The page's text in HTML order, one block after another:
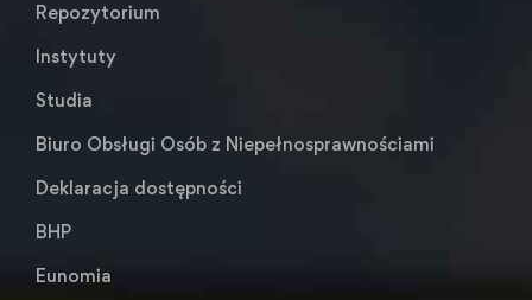
Repozytorium
Instytuty
Studia
Biuro Obsługi Osób z Niepełnosprawnościami
Deklaracja dostępności
BHP
Eunomia